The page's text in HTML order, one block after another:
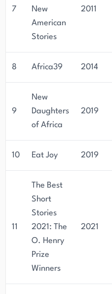
7
New
American
Stories
2011
8 Africa39 2014
9
New
Daughters
of Africa
2019
10 Eat Joy 2019
11
The Best
Short
Stories
2021: The
O. Henry
Prize
Winners
2021